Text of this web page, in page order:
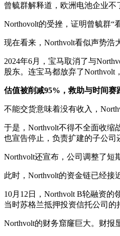
曾毓群解释道，欧洲电池企业
Northovolt的受挫，证明曾毓群“
现在看来，Northvolt看似声势浩
2024年6月，宝马取消了与
股东。连宝马都放弃了Northvolt
估值被削减95%，救助与时间赛
不能交货意味着没有收入，
于是，Northvolt不得不全面收缩
也宣告停止，负责扩建的子公司
Northvolt还宣布，公司调整了短
此时，Northvolt的资金链已经接
10月12日，Northvolt B轮融资的
当时苏格兰抵押投资信托公司的
Northvolt的财务窟窿巨大。财报